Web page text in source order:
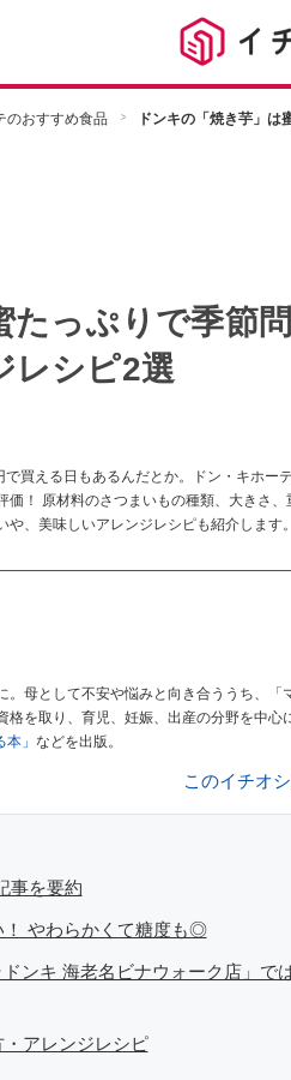
のおすすめ食品 ドンキの「焼き芋」
たっぷりで季節
レシピ2選
買える日もあるんだとか。ドン・キホー
！ 原材料のさつまいもの種類、大きさ
、美味しいアレンジレシピも紹介します。
母として不安や悩みと向き合ううち、「
を取り、育児、妊娠、出産の分野を中心
」 などを出版。
このイチオ
事を要約
！ やわらかくて糖度も◎
ンキ 海老名ビナウォーク店」で
アレンジレシピ